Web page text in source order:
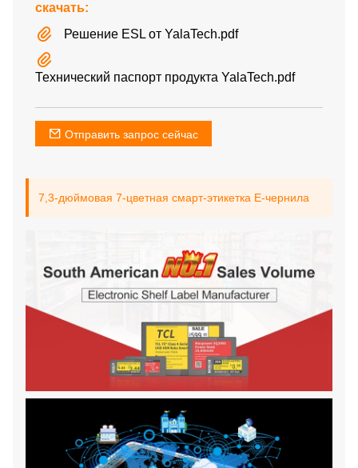
скачать:
Решение ESL от YalaTech.pdf
Технический паспорт продукта YalaTech.pdf
Отправить запрос сейчас
7,3-дюймовая 7-цветная смарт-этикетка E-чернила